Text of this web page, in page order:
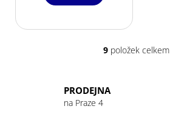
O
9položek celkem
PRODEJNA
na Praze 4